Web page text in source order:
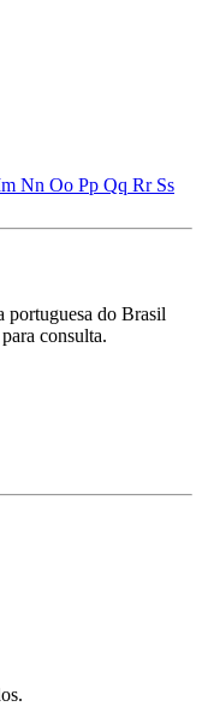
Nn Oo Pp Qq Rr Ss
portuguesa do Brasil
consulta.